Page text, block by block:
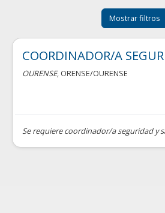
Mostrar filtros
COORDINADOR/A
OURENSE, ORENSE/OURENSE
Se requiere coordinador/a seguridad y